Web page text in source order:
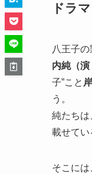
ドラ
八王子
内純（
子”こと
う。
純たちは
載せてい
そこに